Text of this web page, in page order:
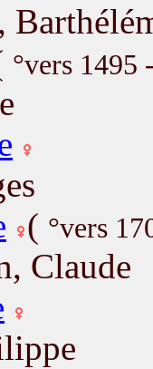
°vers 1495
( °vers
Claude